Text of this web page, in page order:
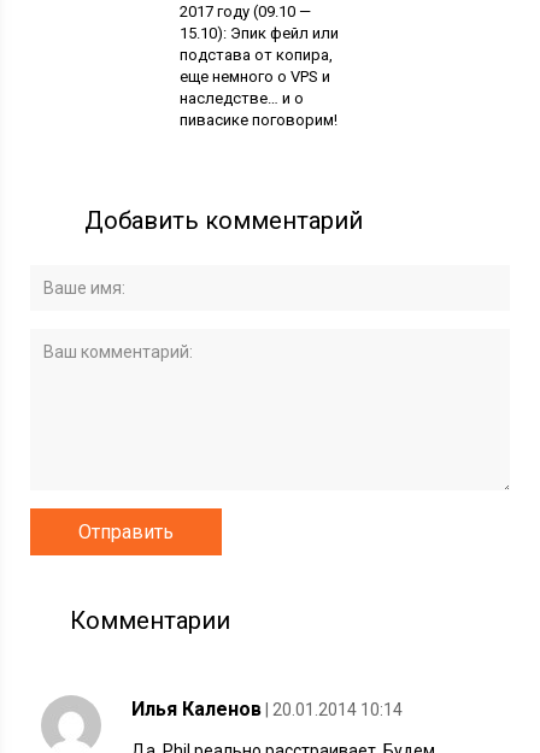
2017 году (09.10 —
15.10): Эпик фейл или
подстава от копира,
еще немного о VPS и
наследстве… и о
пивасике поговорим!
Добавить комментарий
Комментарии
Илья Каленов | 20.01.2014 10:14